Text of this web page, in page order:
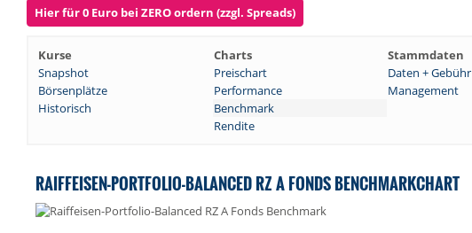
Hier für 0 Euro bei ZERO ordern (zzgl. Spreads)
Kurse Charts Stammdaten
Snapshot
Preischart Daten + Gebühr
Börsenplätze
Performance Management
Historisch
Benchmark
Rendite
RAIFFEISEN-PORTFOLIO-BALANCED RZ A FONDS BENCHMARKCHART